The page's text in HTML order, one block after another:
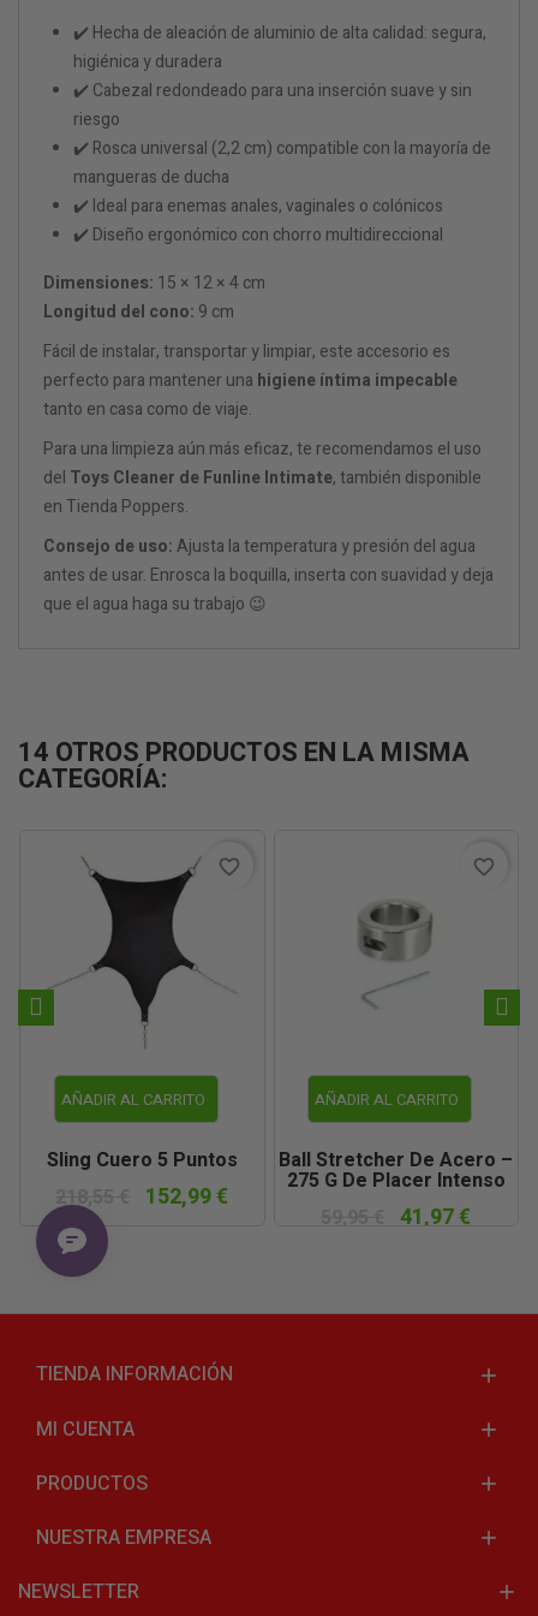
✔️ Hecha de aleación de aluminio de alta calidad: segura,
higiénica y duradera
✔️ Cabezal redondeado para una inserción suave y sin
riesgo
✔️ Rosca universal (2,2 cm) compatible con la mayoría de
mangueras de ducha
✔️ Ideal para enemas anales, vaginales o colónicos
✔️ Diseño ergonómico con chorro multidireccional
Dimensiones: 15 × 12 × 4 cm
Longitud del cono: 9 cm
Fácil de instalar, transportar y limpiar, este accesorio es
perfecto para mantener una higiene íntima impecable
tanto en casa como de viaje.
Para una limpieza aún más eficaz, te recomendamos el uso
del Toys Cleaner de Funline Intimate, también disponible
en Tienda Poppers.
Consejo de uso:Ajusta la temperatura y presión del agua
antes de usar. Enrosca la boquilla, inserta con suavidad y deja
que el agua haga su trabajo 😉
14 OTROS PRODUCTOS EN LA MISMA
CATEGORÍA:
AÑADIR AL CARRITO
Sling Cuero 5 Puntos
218,55 €
152,99 €
favorite_border
AÑADIR AL CARRITO
Ball Stretcher De Acero –
275 G De Placer Intenso
41,97 €
favorite_border
TIENDA INFORMACIÓN
MI CUENTA
PRODUCTOS
NUESTRA EMPRESA
NEWSLETTER